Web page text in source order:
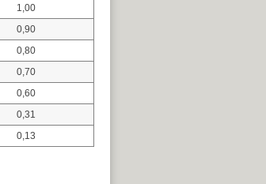
1,00
0,90
0,80
0,70
0,60
0,31
0,13